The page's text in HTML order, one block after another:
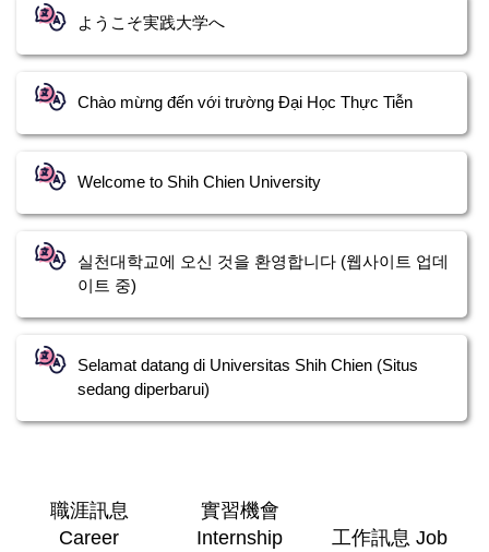
ようこそ実践大学へ
Chào mừng đến với trường Đại Học Thực Tiễn
Welcome to Shih Chien University
실천대학교에 오신 것을 환영합니다 (웹사이트 업데
이트 중)
Selamat datang di Universitas Shih Chien (Situs
sedang diperbarui)
職涯訊息
Career
實習機會
Internship
工作訊息 Job